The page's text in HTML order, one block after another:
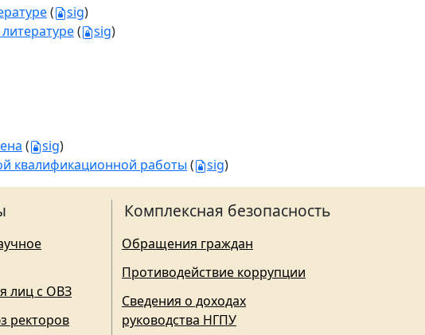
( sig)
( sig)
( sig)
квалификационной работы ( sig)
лиц с ОВЗ
ректоров
Комплексная безопасность
Обращения граждан
Противодействие коррупции
Сведения о доходах
руководства НГПУ